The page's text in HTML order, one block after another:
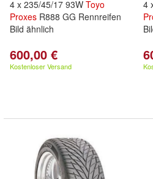
4 x 235/45/17 93W Toyo
Proxes R888 GG Rennreifen
Bild ähnlich
600,00 €
Kostenloser Versand
4